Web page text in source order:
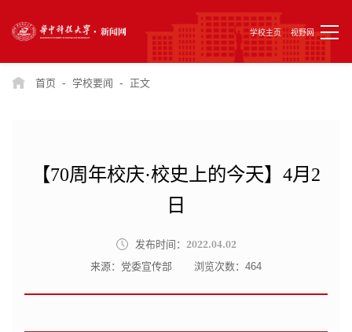
学校主页 视野网
首页 - 学校要闻 - 正文
【70周年校庆·校史上的今天】4月2
日
发布时间： 2022.04.02
来源：党委宣传部 浏览次数：464